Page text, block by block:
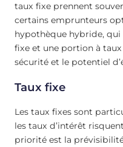
taux fixe prennent
certains emprunteurs
hypothèque hybride,
fixe et une portion à
sécurité et le potentiel
Taux fixe
Les taux fixes sont
les taux d’intérêt
priorité est la